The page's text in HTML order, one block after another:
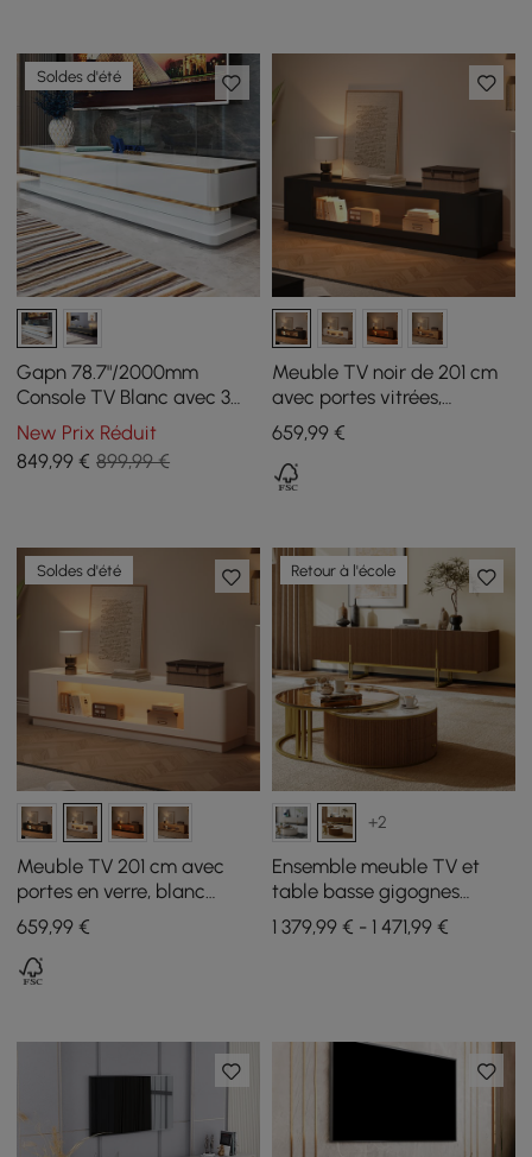
Soldes d'été
Gapn 78.7"/2000mm
Console TV Blanc avec 3
Tiroirs Plateau en Verre
Trempé
New Prix Réduit
849,99 € 899,99 €
Meuble TV noir de 201 cm
avec portes vitrées,
rangements et LED
659,99€
Soldes d'été
Meuble TV 201 cm avec
portes en verre, blanc
chaud, avec rangement et
LED
659,99 €
Retour à l'école
+2
Ensemble meuble TV et
table basse gigognes
Grovyn avec plateau en
pierre frittée
1 379,99 € - 1 471,99 €